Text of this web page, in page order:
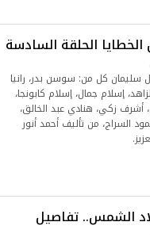
الحلقة السادسة
كل من: سوسن بدر، رانيا
إسلام جمال، إسلام كابونجا،
أشرف زكي، هنادي عبد الخالق،
السراج، من تأليف أحمد أنور
الشمس.. تفاصيل